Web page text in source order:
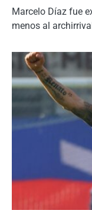
Marcelo Díaz fue
menos al